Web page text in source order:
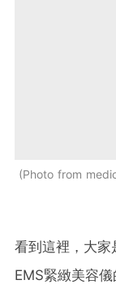
Photo from
看到這裡，大
EMS緊緻美容